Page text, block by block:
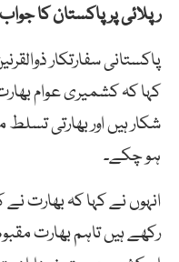
رپلائی پر پاکستان کا
پاکستانی سفارتکار
کہا کہ کشمیری عوام
ہو چکے۔
انہوں نے کہا کہ بھارت
رکھے ہیں تاہم بھارت